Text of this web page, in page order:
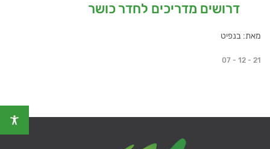
דרושים מדריכים לחדר כושר
מאת: בנפיט
07 - 12 - 21